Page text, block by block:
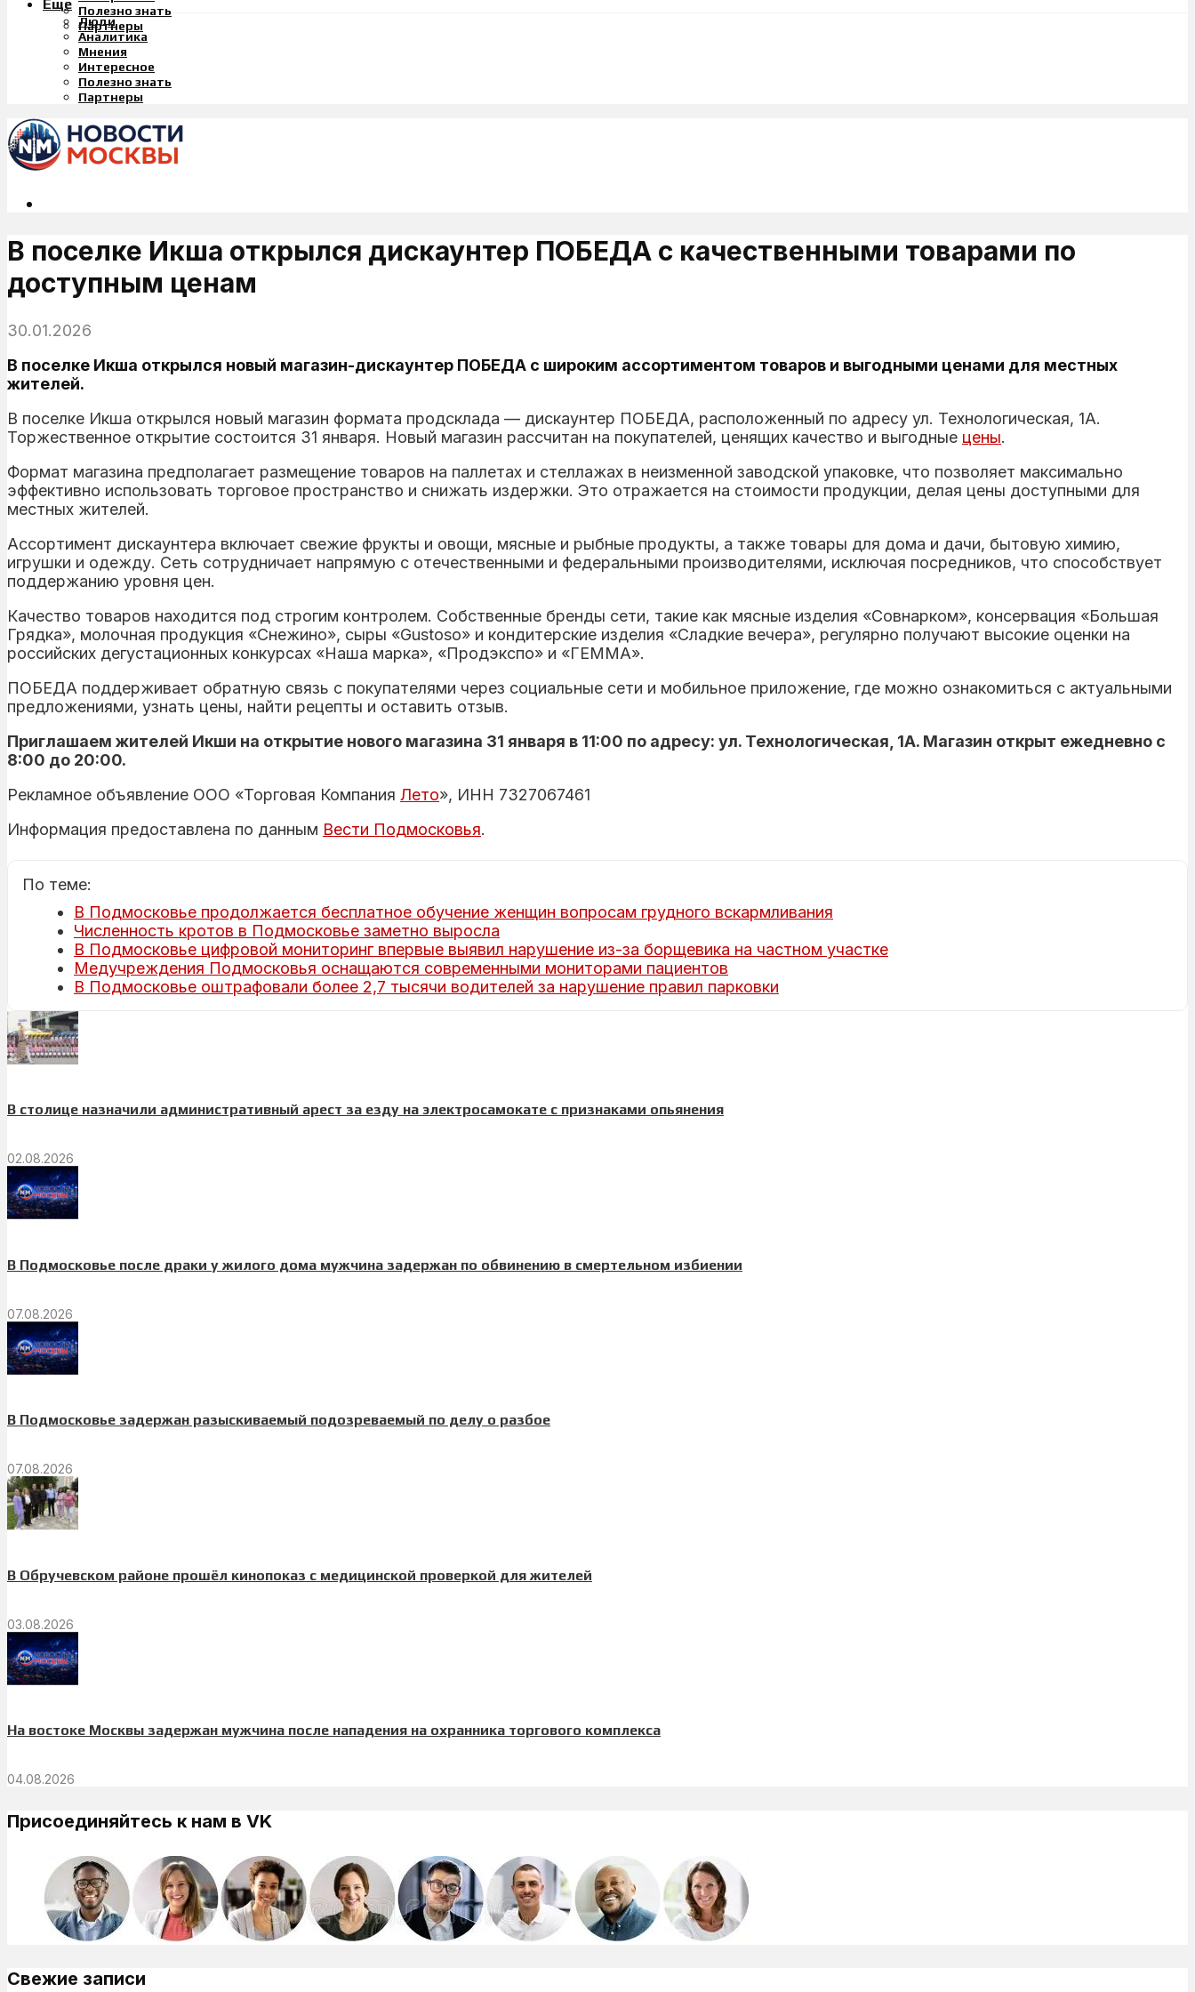
Полезно знать
Партнеры
Еще
Люди
Аналитика
Мнения
Интересное
Полезно знать
Партнеры
В поселке Икша открылся дискаунтер ПОБЕДА с качественными товарами по
доступным ценам
30.01.2026
В поселке Икша открылся новый магазин-дискаунтер ПОБЕДА с широким ассортиментом товаров и выгодными ценами для местных
жителей.
В поселке Икша открылся новый магазин формата продсклада — дискаунтер ПОБЕДА, расположенный по адресу ул. Технологическая, 1А.
Торжественное открытие состоится 31 января. Новый магазин рассчитан на покупателей, ценящих качество и выгодные цены.
Формат магазина предполагает размещение товаров на паллетах и стеллажах в неизменной заводской упаковке, что позволяет максимально
эффективно использовать торговое пространство и снижать издержки. Это отражается на стоимости продукции, делая цены доступными для
местных жителей.
Ассортимент дискаунтера включает свежие фрукты и овощи, мясные и рыбные продукты, а также товары для дома и дачи, бытовую химию,
игрушки и одежду. Сеть сотрудничает напрямую с отечественными и федеральными производителями, исключая посредников, что способствует
поддержанию уровня цен.
Качество товаров находится под строгим контролем. Собственные бренды сети, такие как мясные изделия «Совнарком», консервация «Большая
Грядка», молочная продукция «Снежино», сыры «Gustoso» и кондитерские изделия «Сладкие вечера», регулярно получают высокие оценки на
российских дегустационных конкурсах «Наша марка», «Продэкспо» и «ГЕММА».
ПОБЕДА поддерживает обратную связь с покупателями через социальные сети и мобильное приложение, где можно ознакомиться с актуальными
предложениями, узнать цены, найти рецепты и оставить отзыв.
Приглашаем жителей Икши на открытие нового магазина 31 января в 11:00 по адресу: ул. Технологическая, 1А. Магазин открыт ежедневно с
8:00 до 20:00.
Рекламное объявление ООО «Торговая Компания Лето», ИНН 7327067461
Информация предоставлена по данным Вести Подмосковья.
По теме:
В Подмосковье продолжается бесплатное обучение женщин вопросам грудного вскармливания
Численность кротов в Подмосковье заметно выросла
В Подмосковье цифровой мониторинг впервые выявил нарушение из-за борщевика на частном участке
Медучреждения Подмосковья оснащаются современными мониторами пациентов
В Подмосковье оштрафовали более 2,7 тысячи водителей за нарушение правил парковки
В столице назначили административный арест за езду на электросамокате с признаками опьянения
02.08.2026
В Подмосковье после драки у жилого дома мужчина задержан по обвинению в смертельном избиении
07.08.2026
В Подмосковье задержан разыскиваемый подозреваемый по делу о разбое
07.08.2026
В Обручевском районе прошёл кинопоказ с медицинской проверкой для жителей
03.08.2026
На востоке Москвы задержан мужчина после нападения на охранника торгового комплекса
04.08.2026
Присоединяйтесь к нам в VK
Свежие записи